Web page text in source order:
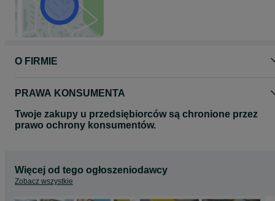
O FIRMIE
PRAWA KONSUMENTA
Twoje zakupy u przedsiębiorców są chronione przez
prawo ochrony konsumentów.
Więcej od tego ogłoszeniodawcy
Zobacz wszystkie